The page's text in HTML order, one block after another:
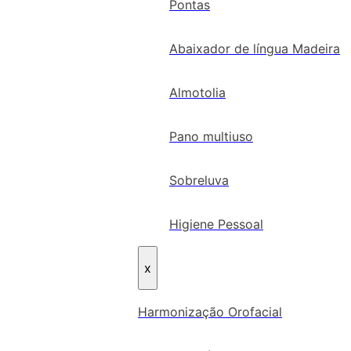
Pontas
Abaixador de língua Madeira
Almotolia
Pano multiuso
Sobreluva
Higiene Pessoal
x
Harmonização Orofacial